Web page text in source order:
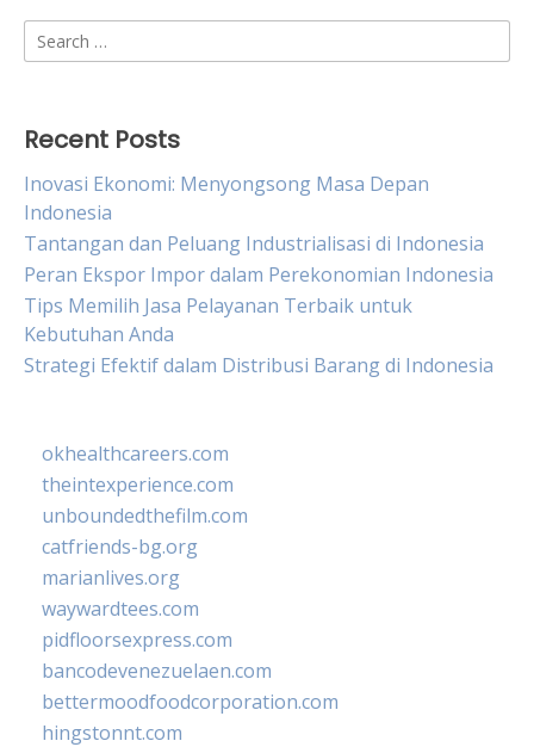
Search
for:
Recent Posts
Inovasi Ekonomi: Menyongsong Masa Depan
Indonesia
Tantangan dan Peluang Industrialisasi di Indonesia
Peran Ekspor Impor dalam Perekonomian Indonesia
Tips Memilih Jasa Pelayanan Terbaik untuk
Kebutuhan Anda
Strategi Efektif dalam Distribusi Barang di Indonesia
okhealthcareers.com
theintexperience.com
unboundedthefilm.com
catfriends-bg.org
marianlives.org
waywardtees.com
pidfloorsexpress.com
bancodevenezuelaen.com
bettermoodfoodcorporation.com
hingstonnt.com